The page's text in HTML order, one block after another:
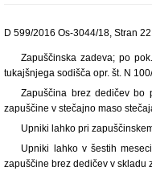
D 599/2016 Os-3044/18, Stran
Zapuščinska zadeva; po
tukajšnjega sodišča opr. št. N
Zapuščina brez dedičev bo
zapuščine v stečajno maso
Upniki lahko pri
Upniki lahko v šestih
zapuščine brez dedičev v skladu